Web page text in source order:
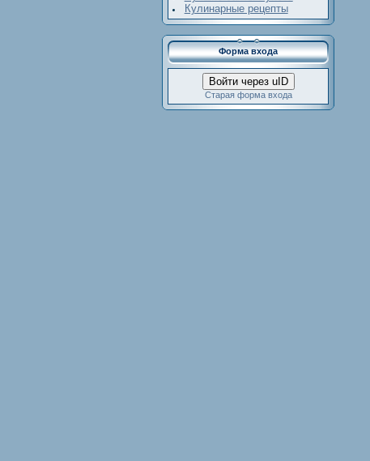
Кулинарные рецепты
Форма входа
Войти через uID
Старая форма входа